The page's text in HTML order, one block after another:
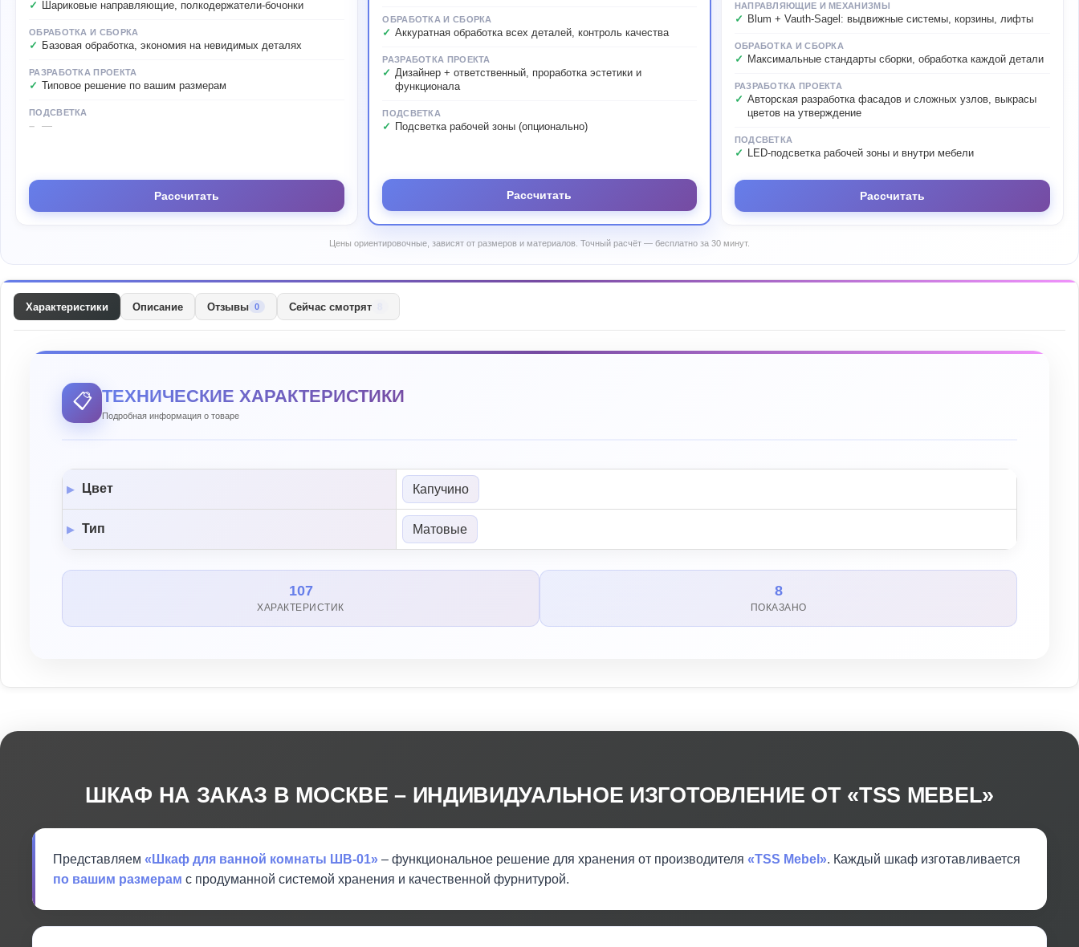
Шариковые направляющие, полкодержатели-бочонки
ОБРАБОТКА И СБОРКА
Базовая обработка, экономия на невидимых деталях
РАЗРАБОТКА ПРОЕКТА
Типовое решение по вашим размерам
ПОДСВЕТКА
—
Рассчитать
ОБРАБОТКА И СБОРКА
Аккуратная обработка всех деталей, контроль качества
РАЗРАБОТКА ПРОЕКТА
Дизайнер + ответственный, проработка эстетики и
функционала
ПОДСВЕТКА
Подсветка рабочей зоны (опционально)
Рассчитать
НАПРАВЛЯЮЩИЕ И МЕХАНИЗМЫ
Blum + Vauth-Sagel: выдвижные системы, корзины, лифты
ОБРАБОТКА И СБОРКА
Максимальные стандарты сборки, обработка каждой детали
РАЗРАБОТКА ПРОЕКТА
Авторская разработка фасадов и сложных узлов, выкрасы
цветов на утверждение
ПОДСВЕТКА
LED-подсветка рабочей зоны и внутри мебели
Рассчитать
Цены ориентировочные, зависят от размеров и материалов. Точный расчёт — бесплатно за 30 минут.
Характеристики Описание Отзывы 0 Сейчас смотрят
📋 ТЕХНИЧЕСКИЕ ХАРАКТЕРИСТИКИ
Подробная информация о товаре
Цвет Капучино
Тип Матовые
107
ХАРАКТЕРИСТИК
8
ПОКАЗАНО
ШКАФ НА ЗАКАЗ В МОСКВЕ – ИНДИВИДУАЛЬНОЕ ИЗГОТОВЛЕНИЕ ОТ «TSS MEBEL»
Представляем «Шкаф для ванной комнаты ШВ-01» – функциональное решение для хранения от производителя «TSS Mebel». Каждый шкаф изготавливается
по вашим размерам с продуманной системой хранения и качественной фурнитурой.